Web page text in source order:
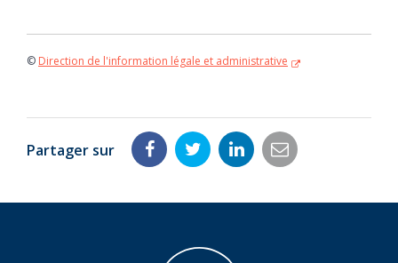
© Direction de l'information légale et administrative
Partager sur
Partager
Facebook
Partager
Twitter
Partager
LinkedIn
Partager
email